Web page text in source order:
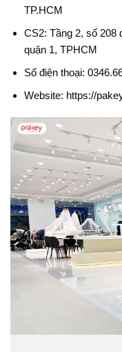
TP.HCM
CS2: Tầng 2, số
quận 1, TPHCM
Số điện thoại:
Website: https://